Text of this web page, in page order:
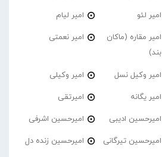
امیر لئو امیر لیام
امیر مقاره (ماکان
بند)
امیر نعمتی
امیر وکیل نسل امیر وکیلی
امیر یگانه امیرتقی
امیرحسین ادیبی امیرحسین اشرفی
امیرحسین تیرگانی امیرحسین زنده دل